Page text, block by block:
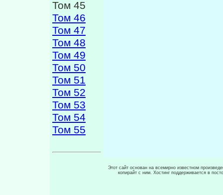
Том 45
Том 46
Том 47
Том 48
Том 49
Том 50
Том 51
Том 52
Том 53
Том 54
Том 55
Этот сайт основан на всемирно известном
копирайт с ним. Хостинг поддерживается в